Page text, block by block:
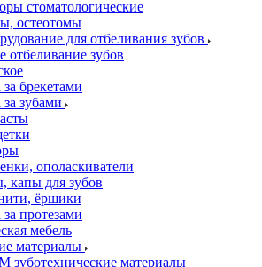
стоматологические
остеотомы
для отбеливания зубов
отбеливание зубов
брекетами
зубами
ополаскиватели
капы для зубов
ёршики
протезами
мебель
материалы
зуботехнические материалы